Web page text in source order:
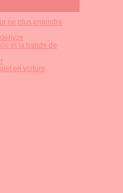
ne plus entendre
et la bande de
en voiture